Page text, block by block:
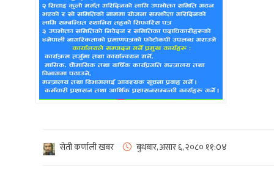
सेती कर्णाली खबर बुधबार, असार ६, २०८० ११:0४